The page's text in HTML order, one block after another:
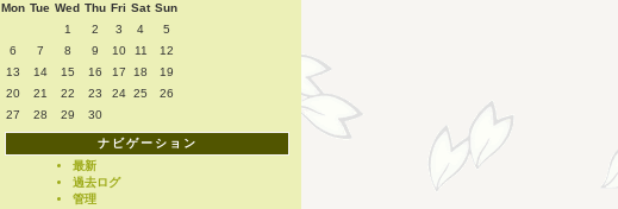
Mon Tue Wed Thu Fri Sat Sun
1
2 3 4
5
6
7 8 9 10 11
12
13
14 15 16 17 18
19
20
21 22 23 24 25
26
27
28 29 30
ナビゲーション
最新
過去ログ
管理